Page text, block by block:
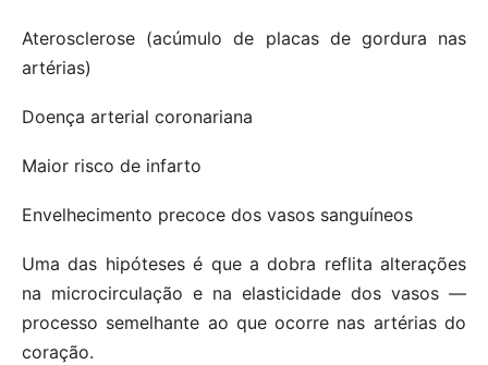
Aterosclerose (acúmulo de placas de gordura nas
artérias)
Doença arterial coronariana
Maior risco de infarto
Envelhecimento precoce dos vasos sanguíneos
Uma das hipóteses é que a dobra reflita alterações
na microcirculação e na elasticidade dos vasos —
processo semelhante ao que ocorre nas artérias do
coração.